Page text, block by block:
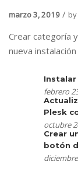
marzo 3, 2019 by
Crear categoría
nueva
Instalar
febrero
Plesk
octubre
Crear
botón